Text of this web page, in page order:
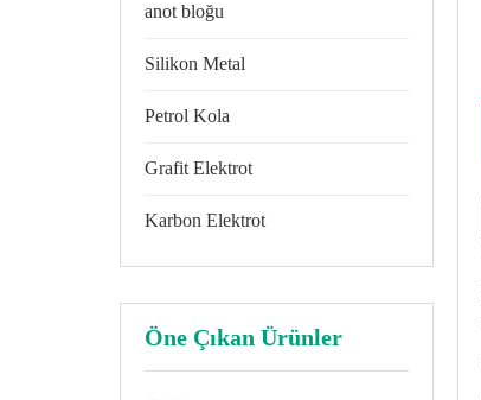
anot bloğu
Silikon Metal
Petrol Kola
Grafit Elektrot
Karbon Elektrot
Öne Çıkan Ürünler